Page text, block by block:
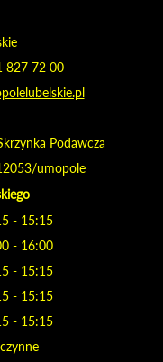
827 72 00
Podawcza
umopole
- 15:15
- 16:00
- 15:15
- 15:15
- 15:15